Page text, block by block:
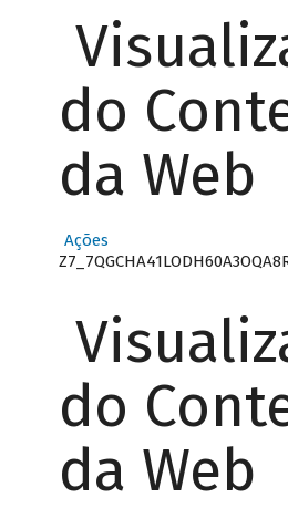
do
da Web
Ações
do
da Web